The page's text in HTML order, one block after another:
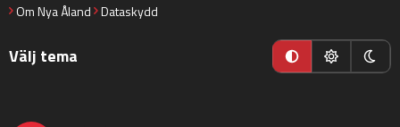
Om Nya Åland Dataskydd
Välj tema